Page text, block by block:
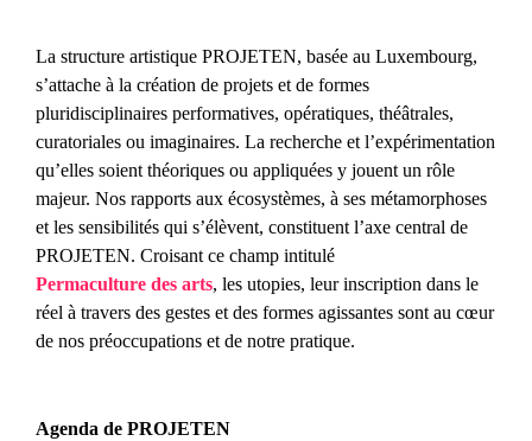
La structure artistique PROJETEN, basée au Luxembourg,
s’attache à la création de projets et de formes
pluridisciplinaires performatives, opératiques, théâtrales,
curatoriales ou imaginaires. La recherche et l’expérimentation
qu’elles soient théoriques ou appliquées y jouent un rôle
majeur. Nos rapports aux écosystèmes, à ses métamorphoses
et les sensibilités qui s’élèvent, constituent l’axe central de
PROJETEN. Croisant ce champ intitulé
Permaculture des arts, les utopies, leur inscription dans le
réel à travers des gestes et des formes agissantes sont au cœur
de nos préoccupations et de notre pratique.
Agenda de PROJETEN